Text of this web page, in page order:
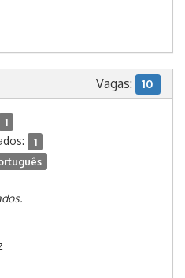
Vagas: 10
1
1